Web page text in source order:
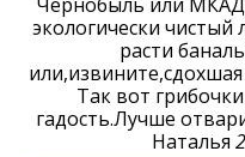
экологически чистый
расти
Так вот
гадость.Лучше
Наталья